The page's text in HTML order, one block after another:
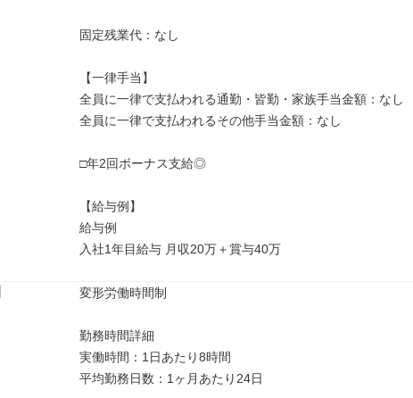
固定残業代：なし
【一律手当】
全員に一律で支払われる通勤・皆勤・家族手当金額：なし
全員に一律で支払われるその他手当金額：なし
□年2回ボーナス支給◎
【給与例】
給与例
入社1年目給与 月収20万＋賞与40万
変形労働時間制
勤務時間詳細
実働時間：1日あたり8時間
平均勤務日数：1ヶ月あたり24日